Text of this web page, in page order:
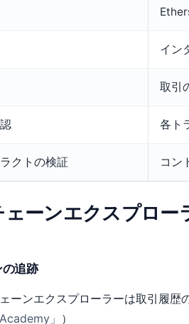
イン
取引
各ト
クトの検証 コン
ーンエクスプロ
の追跡
ーンエクスプローラーは取引履歴
」 ）